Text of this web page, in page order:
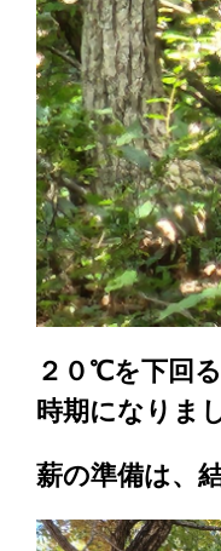
２０℃を下回
時期になりま
薪の準備は、